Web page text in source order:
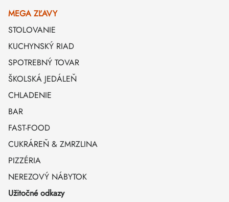
MEGA ZĽAVY
STOLOVANIE
KUCHYNSKÝ RIAD
SPOTREBNÝ TOVAR
ŠKOLSKÁ JEDÁLEŇ
CHLADENIE
BAR
FAST-FOOD
CUKRÁREŇ & ZMRZLINA
PIZZÉRIA
NEREZOVÝ NÁBYTOK
Užitočné odkazy